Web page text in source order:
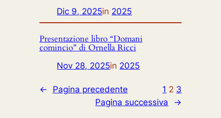
Dic 9, 2025in 2025
Presentazione libro “Domani
comincio” di Ornella Ricci
Nov 28, 2025in 2025
← Pagina precedente 1 2 3
Pagina successiva
→